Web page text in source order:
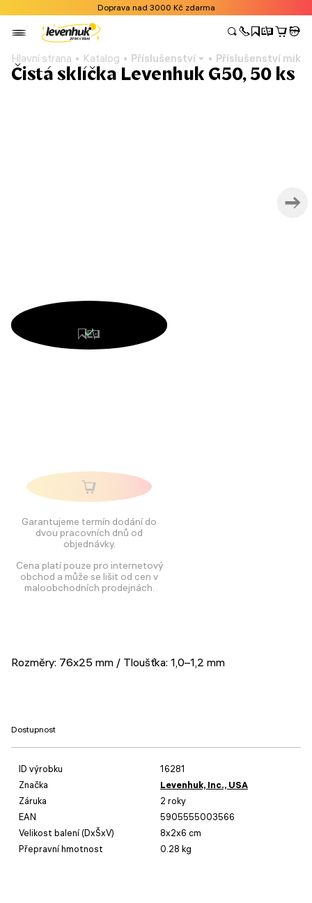
Doprava nad 3000 Kč zdarma
Hlavní strana Katalog Příslušenství Příslušenství
Čistá sklíčka Levenhuk G50, 50 ks
Garantujeme termín dodání do
dvou pracovních dnů od
objednávky.
Cena platí pouze pro internetový
obchod a může se lišit od cen v
maloobchodních prodejnách.
Rozměry: 76x25 mm / Tloušťka: 1,0–1,2 mm
Dostupnost
ID výrobku
16281
Značka
Levenhuk, Inc., USA
Záruka
2 roky
EAN
5905555003566
Velikost balení (DxŠxV)
8x2x6 cm
Přepravní hmotnost
0.28 kg